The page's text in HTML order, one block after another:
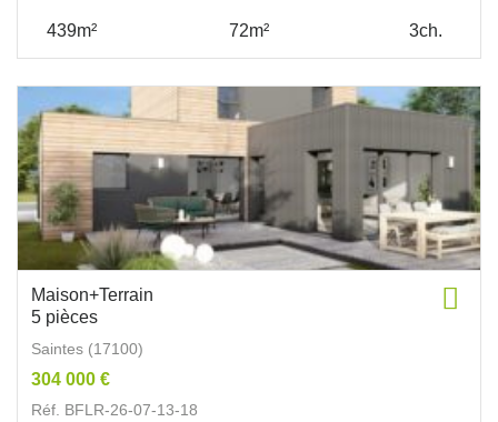
439m² 72m² 3ch.
Maison+Terrain
5 pièces
Saintes (17100)
304 000 €
Réf. BFLR-26-07-13-18